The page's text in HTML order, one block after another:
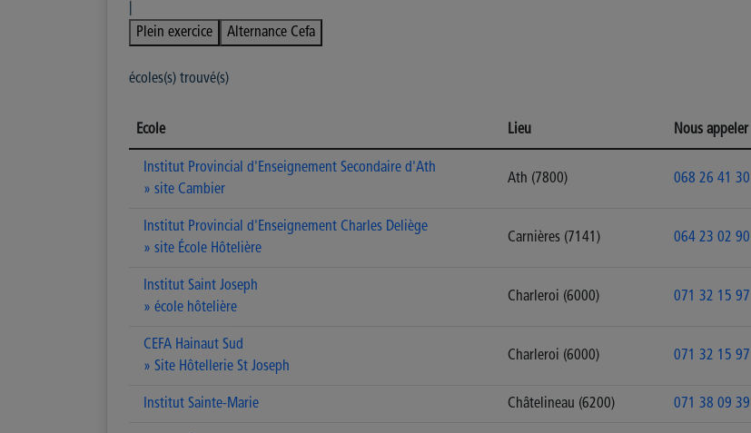
Plein exercice
Alternance Cefa
écoles(s) trouvé(s)
Ecole Lieu Nous appeler
Institut Provincial d'Enseignement Secondaire d'Ath
» site Cambier
Ath (7800) 068 26 41 30
Institut Provincial d'Enseignement Charles Deliège
» site École Hôtelière
Carnières (7141) 064 23 02 90
Institut Saint Joseph
» école hôtelière
Charleroi (6000) 071 32 15 97
CEFA Hainaut Sud
» Site Hôtellerie St Joseph
Charleroi (6000) 071 32 15 97
Institut Sainte-Marie Châtelineau (6200) 071 38 09 39